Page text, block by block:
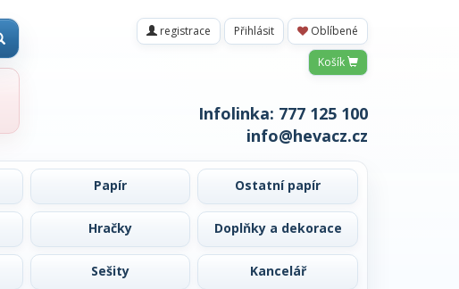
registrace Přihlásit Oblíbené
Košík
Infolinka: 777 125 100
info@hevacz.cz
Papír Ostatní papír
Hračky Doplňky a dekorace
Sešity Kancelář